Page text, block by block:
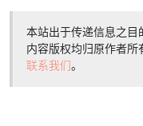
本站出于传递信息之目
内容版权均归原作者
联系我们。